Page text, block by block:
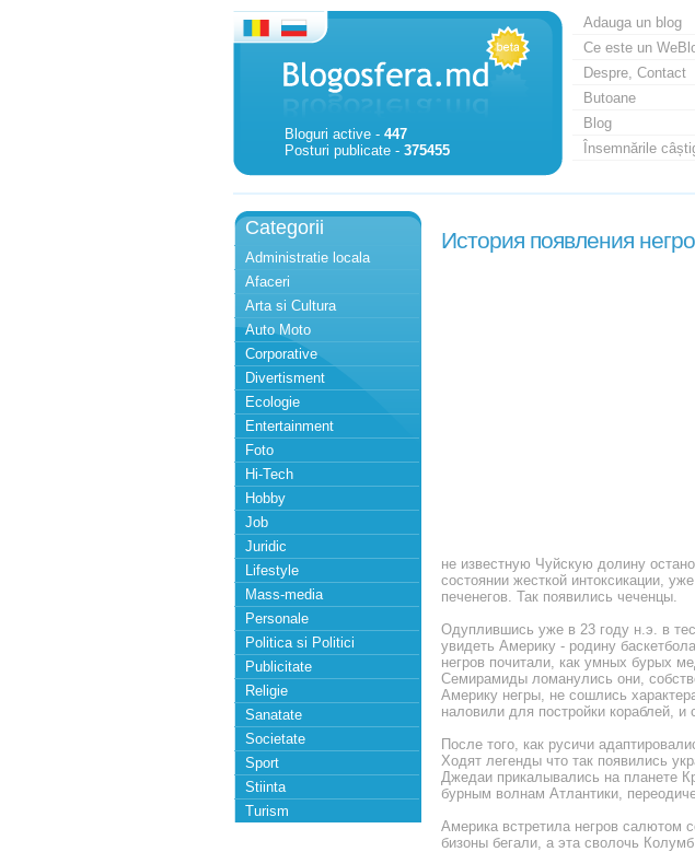
Bloguri active - 447
Posturi publicate - 375455
Adauga un blog
Ce este un
Despre, Contact
Butoane
Blog
Însemnările
Categorii
Administratie locala
Afaceri
Arta si Cultura
Auto Moto
Corporative
Divertisment
Ecologie
Entertainment
Foto
Hi-Tech
Hobby
Job
Juridic
Lifestyle
Mass-media
Personale
Politica si Politici
Publicitate
Religie
Sanatate
Societate
Sport
Stiinta
Turism
История появления
не известную Чуйскую долину
состоянии жесткой интоксикации,
печенегов. Так появились чеченцы.
Одуплившись уже в 23 году н.э. в
увидеть Америку - родину
негров почитали, как умных бурых
Семирамиды ломанулись они,
Америку негры, не сошлись
наловили для постройки кораблей,
После того, как русичи
Ходят легенды что так появились
Джедаи прикалывались на планете
бурным волнам Атлантики,
Америка встретила негров салютом
бизоны бегали, а эта сволочь